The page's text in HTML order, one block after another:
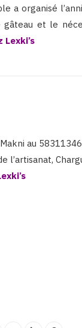
a organisé
et le
Lexki’s
au
l’artisanat,